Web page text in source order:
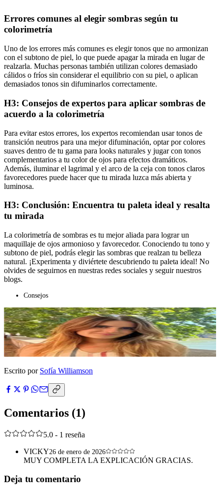
Errores comunes al elegir sombras según tu
colorimetría
Uno de los errores más comunes es elegir tonos que no armonizan
con el subtono de piel, lo que puede apagar la mirada en lugar de
realzarla. Muchas personas también utilizan colores demasiado
cálidos o fríos sin considerar el equilibrio con su piel, o aplican
demasiados tonos sin difuminarlos correctamente.
H3: Consejos de expertos para aplicar sombras de
acuerdo a la colorimetría
Para evitar estos errores, los expertos recomiendan usar tonos de
transición neutros para una mejor difuminación, optar por colores
suaves dentro de tu gama para looks naturales y jugar con tonos
complementarios a tu color de ojos para efectos dramáticos.
Además, iluminar el lagrimal y el arco de la ceja con tonos claros
favorecedores puede hacer que tu mirada luzca más abierta y
luminosa.
H3: Conclusión: Encuentra tu paleta ideal y resalta
tu mirada
La colorimetría de sombras es tu mejor aliada para lograr un
maquillaje de ojos armonioso y favorecedor. Conociendo tu tono y
subtono de piel, podrás elegir las sombras que realzan tu belleza
natural. ¡Experimenta y diviértete descubriendo tu paleta ideal! No
olvides de seguirnos en nuestras redes sociales y seguir nuestros
blogs.
Consejos
Escrito por Sofía Williamson
Comentarios (1)
5.0 - 1 reseña
VICKY26 de enero de 2026
MUY COMPLETA LA EXPLICACIÓN GRACIAS.
Deja tu comentario